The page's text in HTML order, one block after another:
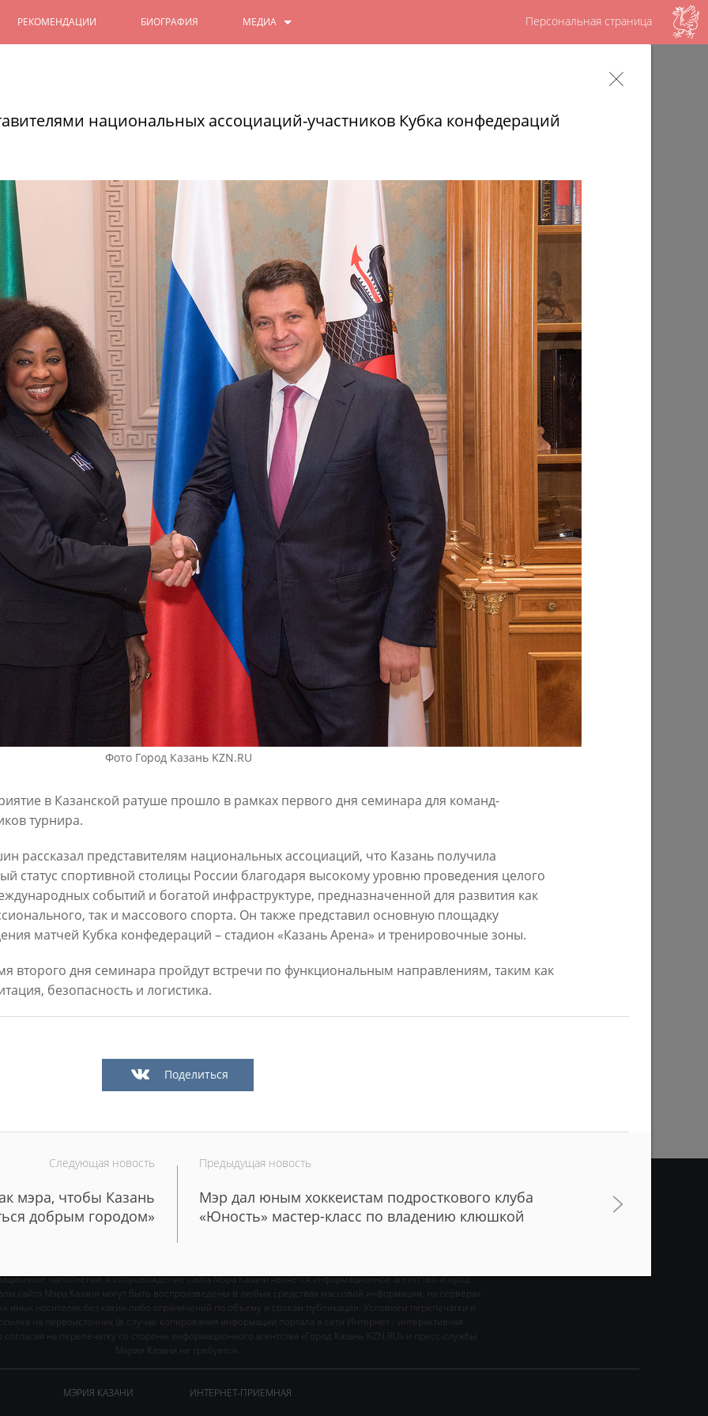
Персональная страница
РЕКОМЕНДАЦИИ БИОГРАФИЯ МЕДИА
Ильсур Метшин: «Ильгам Шакиров – достояние татарского народа,
В филармонии проходит концерт, посвященный памяти выдающегося исполнителя
ЧИТАТЬ ДАЛЕЕ
посетил выступление
театра сатиры «Мунча
Ильсур Метшин: «Этот праздник
дарит негасимый свет веры, надежды
и любви»
07/01/2024
Ильсур Метшин: «Благодаря вам
каждый житель и гость столицы
Татарстана чувствует себя в
безопасности»
10/11/2023
передали в Лисичанск
90 тонн стройматериалов,
и автозапчастей
Ильсур Метшин: Казань не перестает
удивлять разнообразием
музыкальных событий
Более 70 предприятий Татарстана
приняли участие в «Кроссе
корпораций»
25/09/2023
посетил хоккейный
команд
Мэр Казани посетил выставку
«Украина. На переломах эпох»
26/01/2023
Ильсур Метшин посетил премьерный
показ документального фильма
национальных ассоциаций-участников Кубка конфедераций
Фото Город Казань KZN.RU
в Казанской ратуше прошло в рамках первого дня семинара для команд-
турнира.
рассказал представителям национальных ассоциаций, что Казань получила
статус спортивной столицы России благодаря высокому уровню проведения целого
событий и богатой инфраструктуре, предназначенной для развития как
так и массового спорта. Он также представил основную площадку
матчей Кубка конфедераций – стадион «Казань Арена» и тренировочные зоны.
второго дня семинара пройдут встречи по функциональным направлениям, таким как
безопасность и логистика.
Поделиться
Следующая новость
мэра, чтобы Казань
добрым городом»
Предыдущая новость
Мэр дал юным хоккеистам подросткового клуба
«Юность» мастер-класс по владению клюшкой
Официальный сайт Мэра Казани
наполнение и сопровождение сайта Мэра Казани является информационное агентство «Город
сайта Мэра Казани могут быть воспроизведены в любых средствах массовой информации, на серверах
иных носителях без каких-либо ограничений по объему и срокам публикации. Условием перепечатки и
на первоисточник (в случае копирования информации портала в сети Интернет - интерактивная
согласия на перепечатку со стороны информационного агентства «Город Казань KZN.RU» и пресс-службы
Мэрии Казани не требуется.
МЭРИЯ КАЗАНИ ИНТЕРНЕТ-ПРИЕМНАЯ